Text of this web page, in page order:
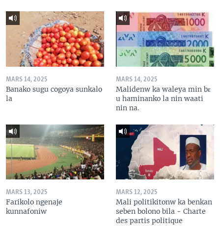
MARS 14, 2025
Banako sugu cogoya sunkalo
la
MARS 14, 2025
Malidenw ka waleya min bɛ
u haminanko la nin waati
nin na.
MARS 13, 2025
Farikolo ngenaje
kunnafoniw
MARS 12, 2025
Mali politikitonw ka benkan
seben bolono bila - Charte
des partis politique